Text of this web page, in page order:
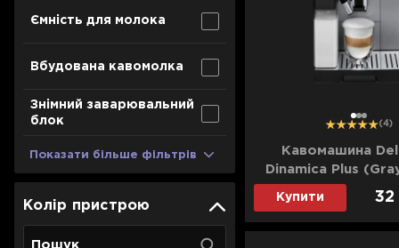
Мікрохвильові печі
Аксесуари для кавомашин
Засоби для чистки
Термочашки
Для кавомашин
Для кухні
Ємність для молока
Вбудована кавомолка
Знімний заварювальний
блок
Показати більше фільтрів
Колір пристрою
12 3 (4)
Кавомашина
Dinamica Plus
Купити 32